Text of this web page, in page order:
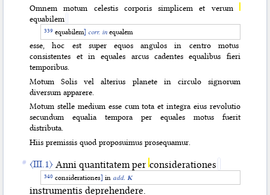
Omnem motum celestis corporis simplicem et verum
equabilem
equabilem] corr. inequalem
esse, hoc est super equos angulos in centro motus
consistentes et in equales arcus cadentes equalibus fieri
temporibus.
Motum Solis vel alterius planete in circulo signorum
diversum apparere.
Motum stelle medium esse cum tota et integra eius revolutio
secundum equalia tempora per equales motus fuerit
distributa.
Hiis premissis quod proposuimus prosequamur.
〈III.1〉 Anni quantitatem per considerationes
considerationes] in add. K
instrumentis deprehendere.